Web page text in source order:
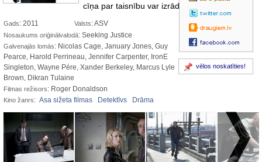
cīņa par taisnību var izrādīties nāvējoša.
vēlos noskatīties!
Gads: 2011 Valsts: ASV
Nosaukums oriģinālvalodā: Seeking Justice
Galvenajās lomās: Nicolas Cage, January Jones, Guy
Pearce, Harold Perrineau, Jennifer Carpenter, IronE
Singleton, Wayne Pére, Xander Berkeley, Marcus Lyle
Brown, Dikran Tulaine
Filmas režisors: Roger Donaldson
Kino žanrs: Asa sižeta filmas Detektīvs Drāma